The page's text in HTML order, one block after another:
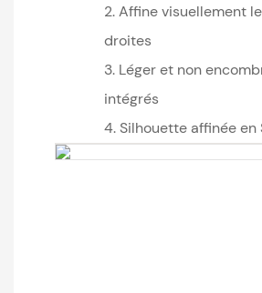
2. Affine visuellement
droites
3. Léger et non
intégrés
4. Silhouette affinée